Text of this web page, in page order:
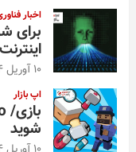
اخبار
برای
10 آوریل 2024
اپ بازار
شوید